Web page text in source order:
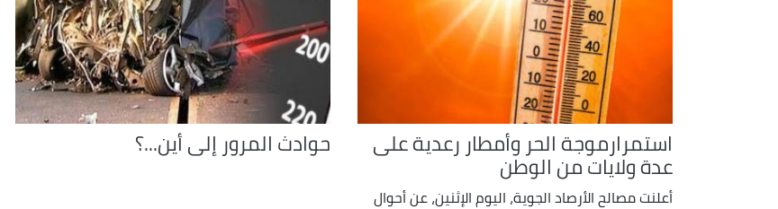
استمرارموجة الحر وأمطار رعدية على
عدة ولايات من الوطن
أعلنت مصالح الأرصاد الجوية، اليوم الإثنين، عن أحوال
حوادث المرور إلى أين...؟